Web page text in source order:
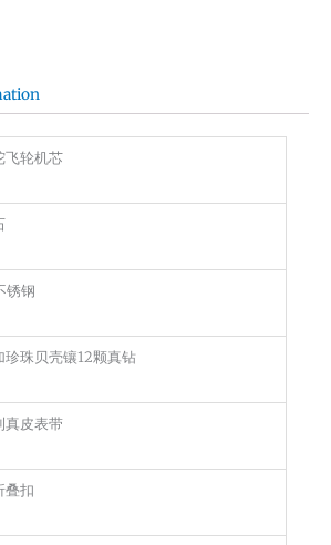
飞轮机芯
锈钢
珍珠贝壳镶12颗真钻
真皮表带
叠扣